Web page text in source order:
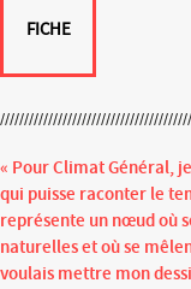
FICHE
« Pour Climat Général,
qui puisse raconter le
représente un nœud où
naturelles et où se
voulais mettre mon